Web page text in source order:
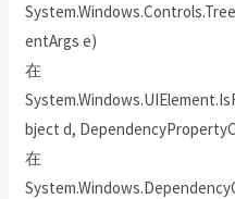
entArgs e)
在
bject d,
在